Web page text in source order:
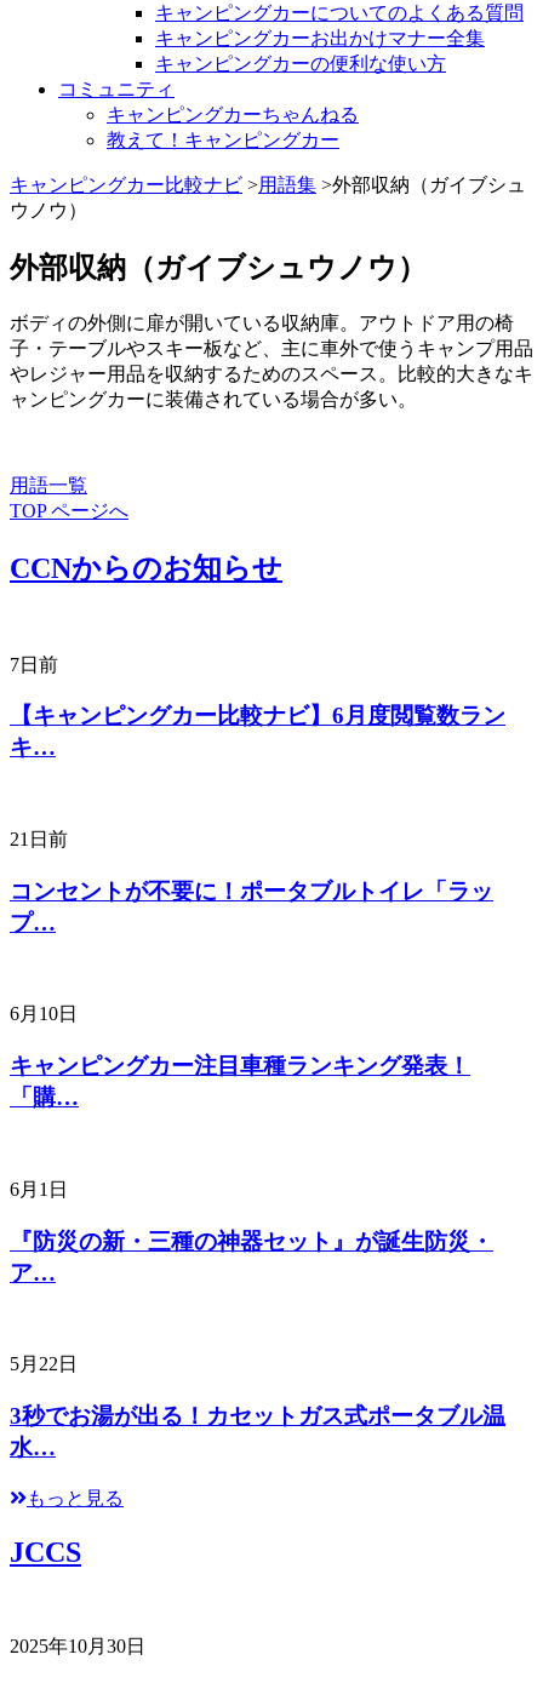
キャンピングカーについてのよくある質問
キャンピングカーお出かけマナー全集
キャンピングカーの便利な使い方
コミュニティ
キャンピングカーちゃんねる
教えて！キャンピングカー
キャンピングカー比較ナビ >用語集 >外部収納（ガイブシュ
ウノウ）
外部収納（ガイブシュウノウ）
ボディの外側に扉が開いている収納庫。アウトドア用の椅
子・テーブルやスキー板など、主に車外で使うキャンプ用品
やレジャー用品を収納するためのスペース。比較的大きなキ
ャンピングカーに装備されている場合が多い。
用語一覧
TOP ページへ
CCNからのお知らせ
7日前
【キャンピングカー比較ナビ】6月度閲覧数ラン
キ…
21日前
コンセントが不要に！ポータブルトイレ「ラッ
プ…
6月10日
キャンピングカー注目車種ランキング発表！
「購…
6月1日
『防災の新・三種の神器セット』が誕生防災・
ア…
5月22日
3秒でお湯が出る！カセットガス式ポータブル温
水…
もっと見る
JCCS
2025年10月30日